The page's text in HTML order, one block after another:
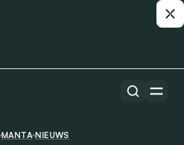
MANTA NIEUWS